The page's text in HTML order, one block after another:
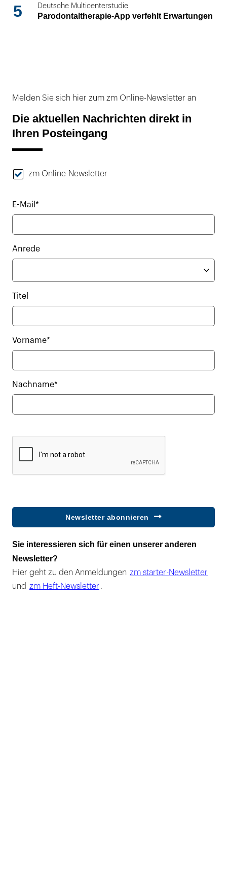
5 Deutsche Multicenterstudie
Parodontaltherapie-App verfehlt Erwartungen
Melden Sie sich hier zum zm Online-Newsletter an
Die aktuellen Nachrichten direkt in
Ihren Posteingang
zm Online-Newsletter
E-Mail*
Anrede
Titel
Vorname*
Nachname*
Newsletter abonnieren
Sie interessieren sich für einen unserer anderen
Newsletter?
Hier geht zu den Anmeldungen zm starter-Newsletter
und zm Heft-Newsletter .